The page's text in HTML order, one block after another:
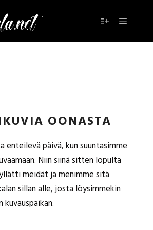
OONASTA
enteilevä päivä, kun suuntasimme
Niin siinä sitten lopulta
meidät ja menimme sitä
sillan alle, josta löysimmekin
kuvauspaikan.